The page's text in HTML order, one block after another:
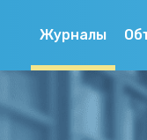
Журналы